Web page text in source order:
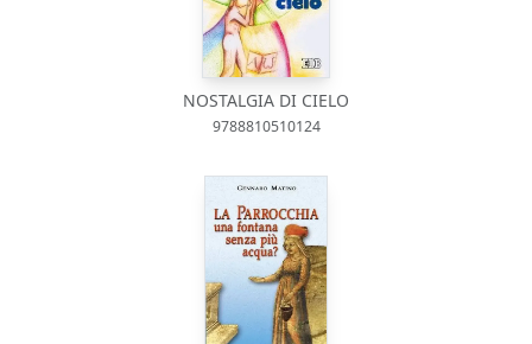
NOSTALGIA DI CIELO
9788810510124